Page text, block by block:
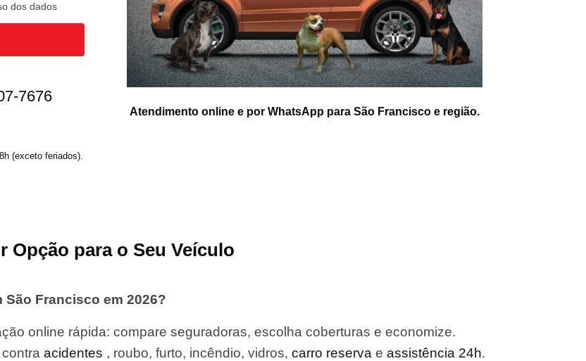
dos dados
7676
(exceto feriados).
Atendimento online e por WhatsApp para São Francisco e região.
Opção para o Seu Veículo
Francisco em 2026?
online rápida: compare seguradoras, escolha coberturas e economize.
acidentes , roubo, furto, incêndio, vidros, carro reserva e assistência 24h.